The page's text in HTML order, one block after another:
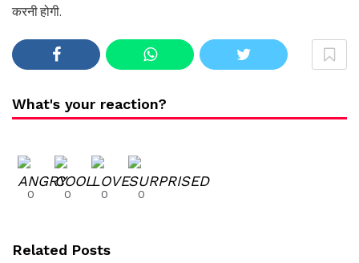
करनी होगी.
What's your reaction?
0 0 0 0
Related Posts